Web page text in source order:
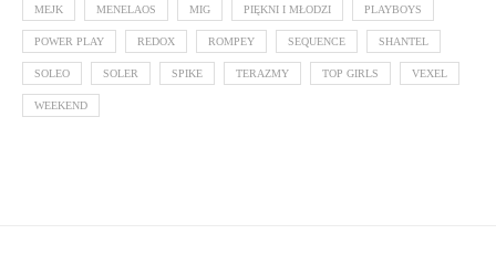
MEJK MENELAOS MIG PIĘKNI I MŁODZI PLAYBOYS
POWER PLAY REDOX ROMPEY SEQUENCE SHANTEL
SOLEO SOLER SPIKE TERAZMY TOP GIRLS VEXEL
WEEKEND